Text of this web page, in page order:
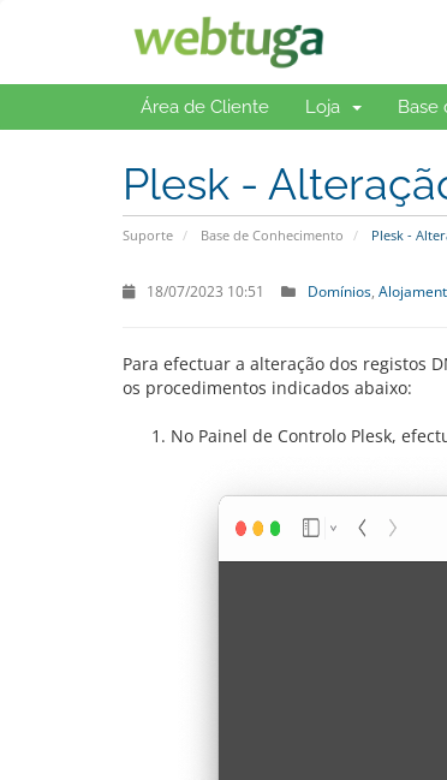
Área de Cliente Loja Base
Plesk -
Suporte Base de Conhecimento Plesk -
18/07/2023 10:51 Domínios
Para efectuar a alteração dos registos
os procedimentos indicados abaixo:
No Painel de Controlo Plesk,